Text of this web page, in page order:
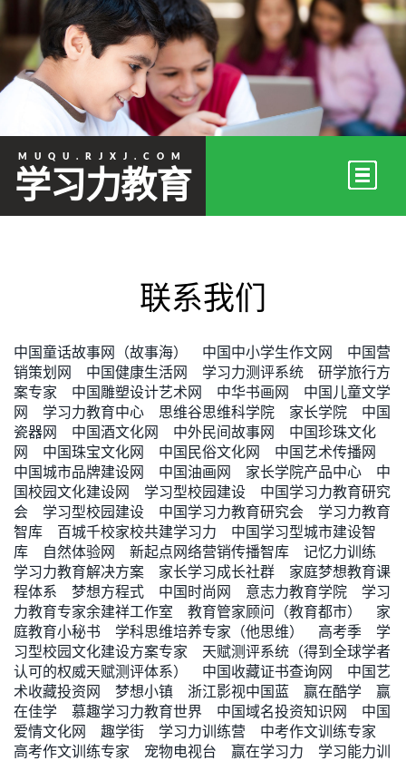
MUQU.RJXJ.COM
学习力教育
联系我们
中国童话故事网（故事海） 中国中小学生作文网
中国营
销策划网
中国健康生活网 学习力测评系统
研学旅行方
案专家
中国雕塑设计艺术网 中华书画网
中国儿童文学
网
学习力教育中心 思维谷思维科学院 家长学院
中国
瓷器网
中国酒文化网 中外民间故事网
中国珍珠文化
网
中国珠宝文化网 中国民俗文化网
中国艺术传播网
中国城市品牌建设网
中国油画网 家长学院产品中心
中
国校园文化建设网
学习型校园建设
中国学习力教育研究
会
学习型校园建设 中国学习力教育研究会
学习力教育
智库
百城千校家校共建学习力
中国学习型城市建设智
库
自然体验网 新起点网络营销传播智库
记忆力训练
学习力教育解决方案
家长学习成长社群
家庭梦想教育课
程体系
梦想方程式 中国时尚网 意志力教育学院
学习
力教育专家余建祥工作室
教育管家顾问（教育都市）
家
庭教育小秘书
学科思维培养专家（他思维） 高考季
学
习型校园文化建设方案专家
天赋测评系统（得到全球学者
认可的权威天赋测评体系）
中国收藏证书查询网
中国艺
术收藏投资网
梦想小镇 浙江影视中国蓝 赢在酷学
赢
在佳学
慕趣学习力教育世界 中国域名投资知识网
中国
爱情文化网
趣学街 学习力训练营
中考作文训练专家
高考作文训练专家
宠物电视台 赢在学习力
学习能力训